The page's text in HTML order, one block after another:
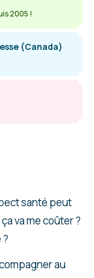
2005 !
(Canada)
santé peut
va me coûter ?
au